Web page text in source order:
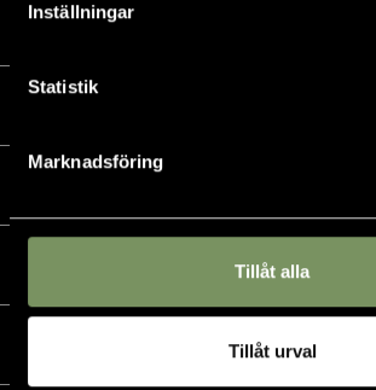
Inställningar
Statistik
Marknadsföring
Tillåt alla
Tillåt urval
Kalender